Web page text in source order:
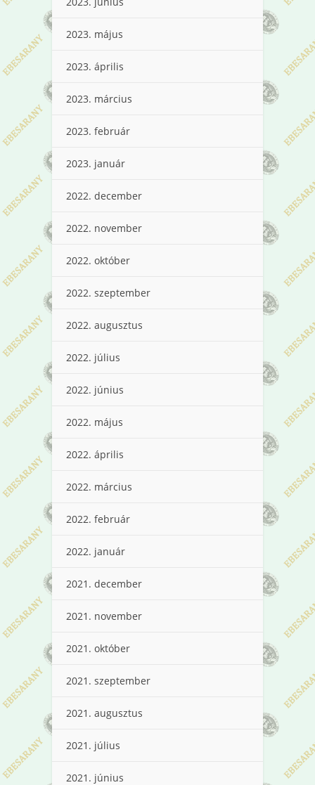
2023. május
2023. április
2023. március
2023. február
2023. január
2022. december
2022. november
2022. október
2022. szeptember
2022. augusztus
2022. július
2022. június
2022. május
2022. április
2022. március
2022. február
2022. január
2021. december
2021. november
2021. október
2021. szeptember
2021. augusztus
2021. július
2021. június